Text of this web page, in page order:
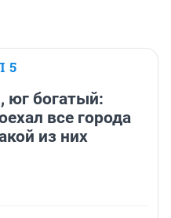
5
юг богатый:
все города
из них